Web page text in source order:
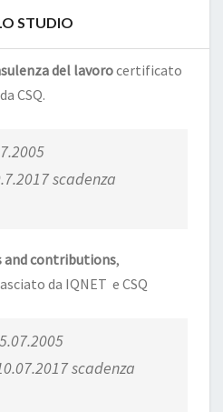
STUDIO
del lavorocertificato
CSQ.
scadenza
and contributions,
da IQNET e CSQ
scadenza